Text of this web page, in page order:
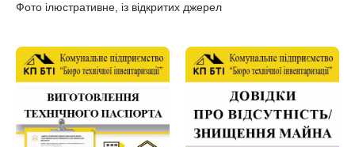
Фото ілюстративне, із відкритих джерел